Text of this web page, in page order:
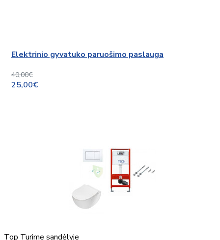
Elektrinio gyvatuko paruošimo paslauga
40,00€
25,00€
Top Turime sandėlyje